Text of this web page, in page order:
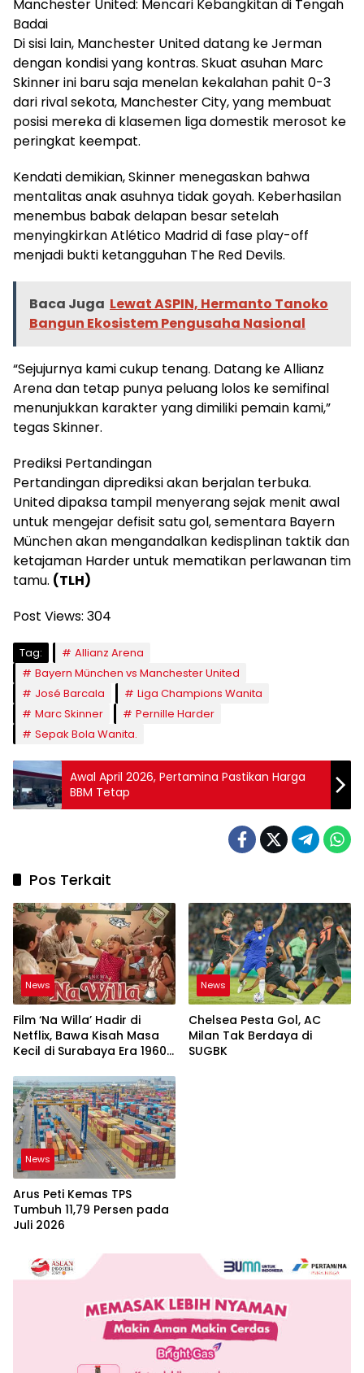
Manchester United: Mencari Kebangkitan di Tengah
Badai
Di sisi lain, Manchester United datang ke Jerman
dengan kondisi yang kontras. Skuat asuhan Marc
Skinner ini baru saja menelan kekalahan pahit 0-3
dari rival sekota, Manchester City, yang membuat
posisi mereka di klasemen liga domestik merosot ke
peringkat keempat.
Kendati demikian, Skinner menegaskan bahwa
mentalitas anak asuhnya tidak goyah. Keberhasilan
menembus babak delapan besar setelah
menyingkirkan Atlético Madrid di fase play-off
menjadi bukti ketangguhan The Red Devils.
Baca Juga Lewat ASPIN, Hermanto Tanoko
Bangun Ekosistem Pengusaha Nasional
“Sejujurnya kami cukup tenang. Datang ke Allianz
Arena dan tetap punya peluang lolos ke semifinal
menunjukkan karakter yang dimiliki pemain kami,”
tegas Skinner.
Prediksi Pertandingan
Pertandingan diprediksi akan berjalan terbuka.
United dipaksa tampil menyerang sejak menit awal
untuk mengejar defisit satu gol, sementara Bayern
München akan mengandalkan kedisplinan taktik dan
ketajaman Harder untuk mematikan perlawanan tim
tamu. (TLH)
Post Views: 304
Tag:
Allianz Arena
Bayern München vs Manchester United
José Barcala
Liga Champions Wanita
Marc Skinner
Pernille Harder
Sepak Bola Wanita.
Awal April 2026, Pertamina Pastikan Harga
BBM Tetap
Pos Terkait
News
Film ‘Na Willa’ Hadir di
Netflix, Bawa Kisah Masa
Kecil di Surabaya Era 1960-
News
Chelsea Pesta Gol, AC
Milan Tak Berdaya di
SUGBK
News
Arus Peti Kemas TPS
Tumbuh 11,79 Persen pada
Juli 2026